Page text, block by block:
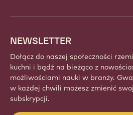
NEWSLETTER
Dołącz do naszej społeczności
kuchni i bądź na bieżąco z
możliwościami nauki w branży.
w każdej chwili możesz zmienić
subskrypcji.